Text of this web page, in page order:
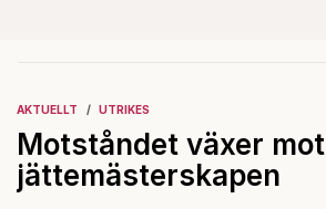
AKTUELLT UTRIKES
Motståndet växer mot
jättemästerskapen